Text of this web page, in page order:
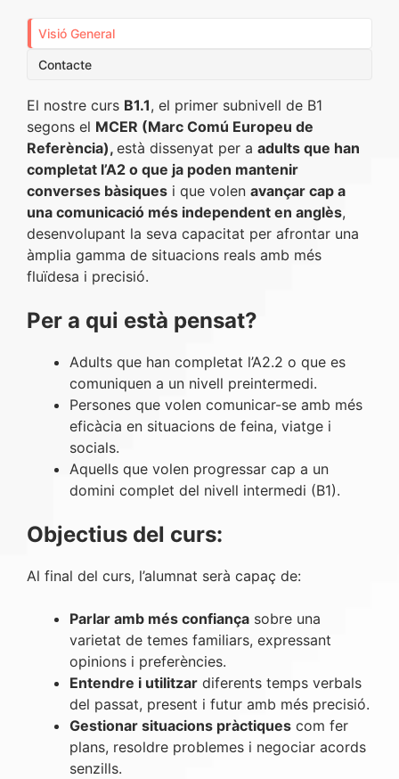
Visió General
Contacte
El nostre curs B1.1, el primer subnivell de B1
segons el MCER (Marc Comú Europeu de
Referència), està dissenyat per a adults que han
completat l’A2 o que ja poden mantenir
converses bàsiques i que volen avançar cap a
una comunicació més independent en anglès,
desenvolupant la seva capacitat per afrontar una
àmplia gamma de situacions reals amb més
fluïdesa i precisió.
Per a qui està pensat?
Adults que han completat l’A2.2 o que es
comuniquen a un nivell preintermedi.
Persones que volen comunicar-se amb més
eficàcia en situacions de feina, viatge i
socials.
Aquells que volen progressar cap a un
domini complet del nivell intermedi (B1).
Objectius del curs:
Al final del curs, l’alumnat serà capaç de:
Parlar amb més confiança sobre una
varietat de temes familiars, expressant
opinions i preferències.
Entendre i utilitzar diferents temps verbals
del passat, present i futur amb més precisió.
Gestionar situacions pràctiques com fer
plans, resoldre problemes i negociar acords
senzills.